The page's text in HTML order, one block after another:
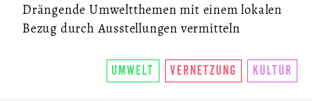
Drängende Umweltthemen mit einem lokalen
Bezug durch Ausstellungen vermitteln
UMWELT VERNETZUNG KULTUR